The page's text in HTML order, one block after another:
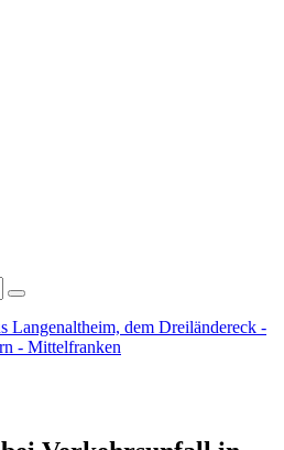
Langenaltheim, dem Dreiländereck -
- Mittelfranken